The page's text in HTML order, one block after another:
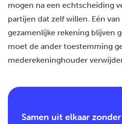
mogen na een echtscheiding
partijen dat zelf willen. Eén
gezamenlijke rekening blijven
moet de ander toestemming
mederekeninghouder
Samen uit elkaar